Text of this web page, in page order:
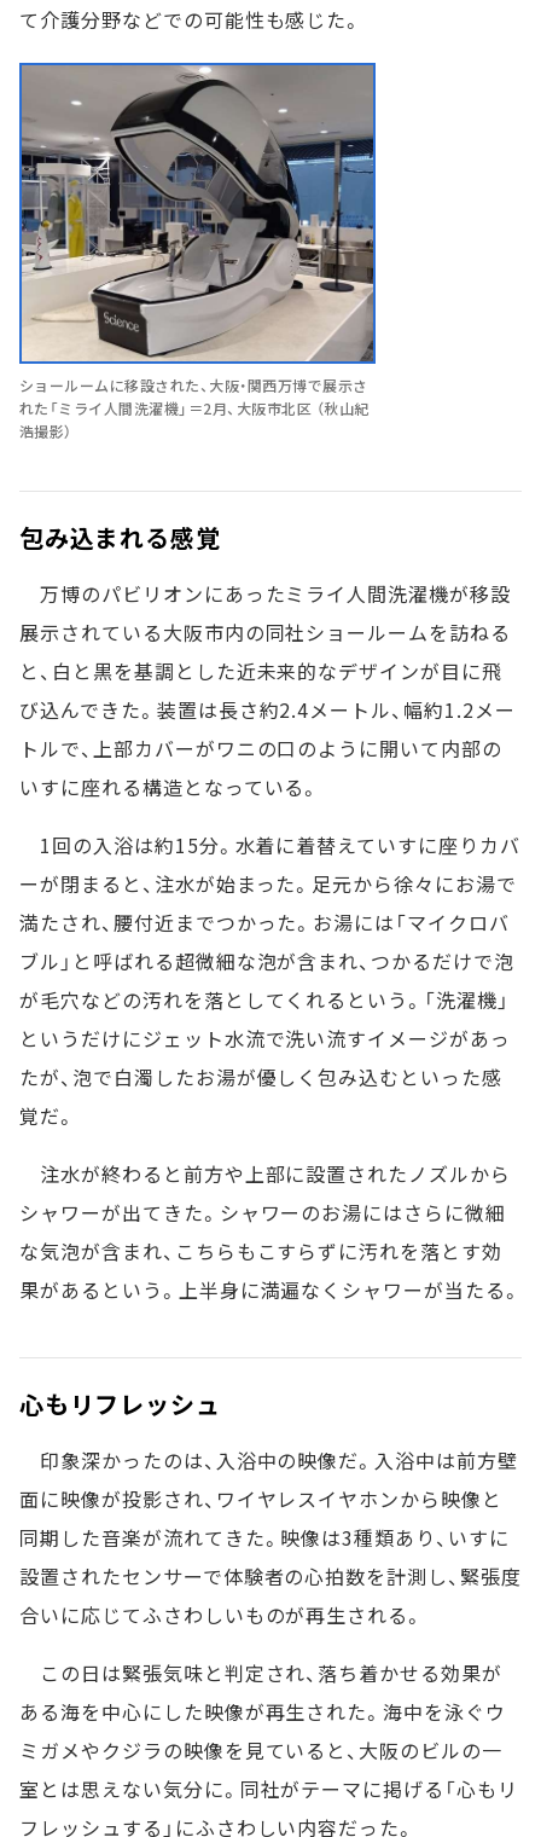
て介護分野などでの可能性も感じた。
ショールームに移設された、大阪・関西万博で展示さ
れた「ミライ人間洗濯機」＝2月、大阪市北区 （秋山紀
浩撮影）
包み込まれる感覚
万博のパビリオンにあったミライ人間洗濯機が移設
展示されている大阪市内の同社ショールームを訪ねる
と、白と黒を基調とした近未来的なデザインが目に飛
び込んできた。装置は長さ約2.4メートル、幅約1.2メー
トルで、上部カバーがワニの口のように開いて内部の
いすに座れる構造となっている。
1回の入浴は約15分。水着に着替えていすに座りカバ
ーが閉まると、注水が始まった。足元から徐々にお湯で
満たされ、腰付近までつかった。お湯には「マイクロバ
ブル」と呼ばれる超微細な泡が含まれ、つかるだけで泡
が毛穴などの汚れを落としてくれるという。「洗濯機」
というだけにジェット水流で洗い流すイメージがあっ
たが、泡で白濁したお湯が優しく包み込むといった感
覚だ。
注水が終わると前方や上部に設置されたノズルから
シャワーが出てきた。シャワーのお湯にはさらに微細
な気泡が含まれ、こちらもこすらずに汚れを落とす効
果があるという。上半身に満遍なくシャワーが当たる。
心もリフレッシュ
印象深かったのは、入浴中の映像だ。入浴中は前方壁
面に映像が投影され、ワイヤレスイヤホンから映像と
同期した音楽が流れてきた。映像は3種類あり、いすに
設置されたセンサーで体験者の心拍数を計測し、緊張度
合いに応じてふさわしいものが再生される。
この日は緊張気味と判定され、落ち着かせる効果が
ある海を中心にした映像が再生された。海中を泳ぐウ
ミガメやクジラの映像を見ていると、大阪のビルの一
室とは思えない気分に。同社がテーマに掲げる「心もリ
フレッシュする」にふさわしい内容だった。